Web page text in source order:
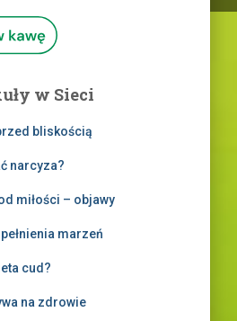
w Sieci
bliskością
narcyza?
miłości – objawy
marzeń
cud?
na zdrowie